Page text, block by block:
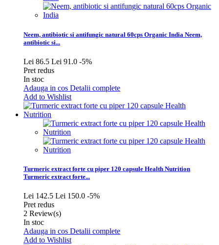
Neem, antibiotic si antifungic natural 60cps Organic India Neem,
antibiotic si...
Lei 86.5 Lei 91.0 -5%
Pret redus
In stoc
Adauga in cos Detalii complete
Add to Wishlist
Turmeric extract forte cu piper 120 capsule Health Nutrition
Turmeric extract forte...
Lei 142.5 Lei 150.0 -5%
Pret redus
2 Review(s)
In stoc
Adauga in cos Detalii complete
Add to Wishlist